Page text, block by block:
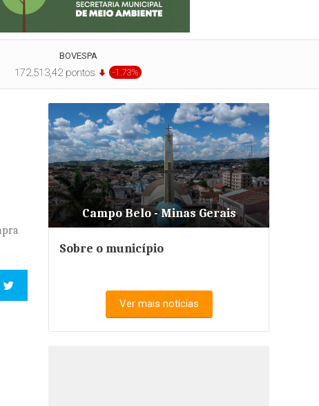
BOVESPA
172.513,42 pontos -1.73%
Campo Belo - Minas Gerais
Sobre o município
Ver mais notícias